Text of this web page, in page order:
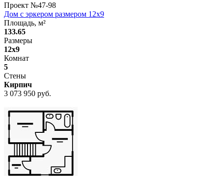
Проект №47-98
Дом с эркером размером 12x9
Площадь, м²
133.65
Размеры
12x9
Комнат
5
Стены
Кирпич
3 073 950 руб.